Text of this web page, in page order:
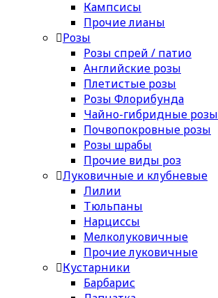
Кампсисы
Прочие лианы
Розы
Розы спрей / патио
Английские розы
Плетистые розы
Розы Флорибунда
Чайно-гибридные розы
Почвопокровные розы
Розы шрабы
Прочие виды роз
Луковичные и клубневые
Лилии
Тюльпаны
Нарциссы
Мелколуковичные
Прочие луковичные
Кустарники
Барбарис